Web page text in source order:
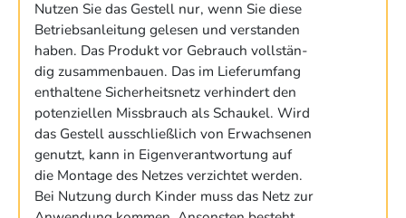
Nutzen Sie das Gestell nur, wenn Sie diese
Betriebsanleitung gelesen und verstanden
haben. Das Produkt vor Gebrauch vollstän-
dig zusammenbauen. Das im Lieferumfang
enthaltene Sicherheitsnetz verhindert den
potenziellen Missbrauch als Schaukel. Wird
das Gestell ausschließlich von Erwachsenen
genutzt, kann in Eigenverantwortung auf
die Montage des Netzes verzichtet werden.
Bei Nutzung durch Kinder muss das Netz zur